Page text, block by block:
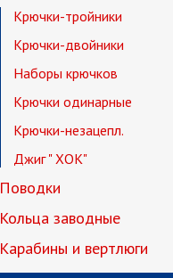
Крючки-тройники
Крючки-двойники
Наборы крючков
Крючки одинарные
Крючки-незацепл.
Джиг " ХОК"
Поводки
Кольца заводные
Карабины и вертлюги